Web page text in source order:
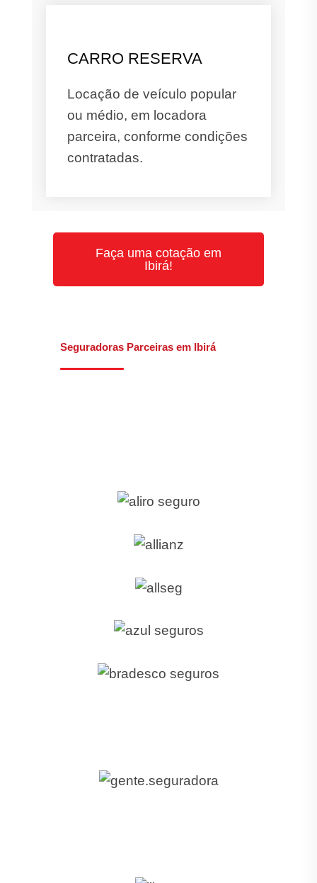
CARRO RESERVA
Locação de veículo popular
ou médio, em locadora
parceira, conforme condições
contratadas.
Faça uma cotação em
Ibirá!
Seguradoras Parceiras em Ibirá